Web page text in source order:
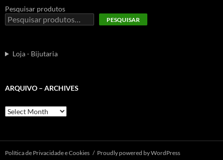
Pesquisar produtos
PESQUISAR
Loja - Bijutaria
ARQUIVO – ARCHIVES
Arquivo
–
Polí­tica de Privacidade e Cookies Proudly powered by WordPress